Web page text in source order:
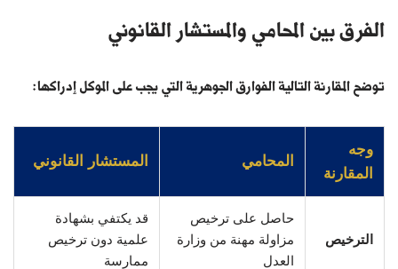
الفرق بين المحامي والمستشار القانوني
توضح المقارنة التالية الفوارق الجوهرية التي يجب على الموكل إدراكها:
وجه
المقارنة
المحامي المستشار القانوني
الترخيص
حاصل على ترخيص
مزاولة مهنة من وزارة
العدل
قد يكتفي بشهادة
علمية دون ترخيص
ممارسة